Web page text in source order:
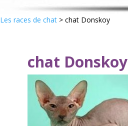
Les races de chat > chat Donskoy
chat Donskoy